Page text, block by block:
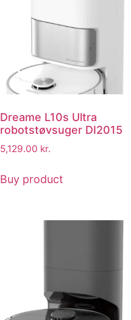
Dreame L10s Ultra
robotstøvsuger DI2015
5,129.00 kr.
Buy product